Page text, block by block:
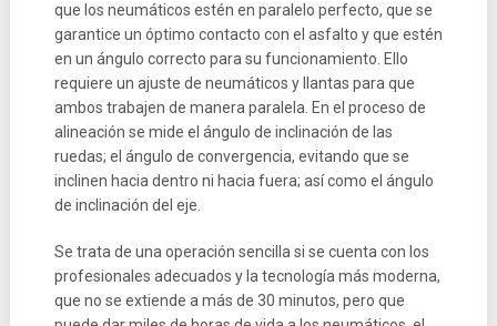
que los neumáticos estén en paralelo perfecto, que se
garantice un óptimo contacto con el asfalto y que estén
en un ángulo correcto para su funcionamiento. Ello
requiere un ajuste de neumáticos y llantas para que
ambos trabajen de manera paralela. En el proceso de
alineación se mide el ángulo de inclinación de las
ruedas; el ángulo de convergencia, evitando que se
inclinen hacia dentro ni hacia fuera; así como el ángulo
de inclinación del eje.
Se trata de una operación sencilla si se cuenta con los
profesionales adecuados y la tecnología más moderna,
que no se extiende a más de 30 minutos, pero que